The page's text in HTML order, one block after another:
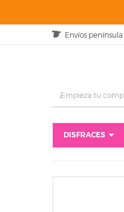
Envíos península
DISFRACES